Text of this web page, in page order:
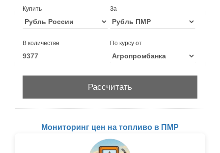
Купить За
В количестве По курсу от
Мониторинг цен на топливо в ПМР